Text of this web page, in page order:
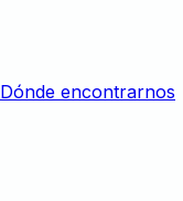
Dónde encontrarnos